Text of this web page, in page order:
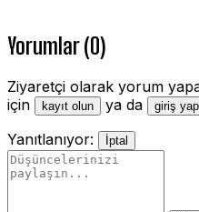
Yorumlar (0)
Ziyaretçi olarak yorum
için
kayıt olun ya da giriş
Yanıtlanıyor:
İptal